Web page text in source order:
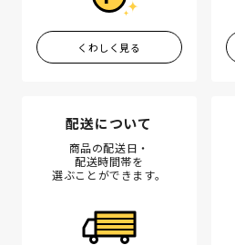
くわしく見る
配送について
商品の配送日・
配送時間帯を
選ぶことができます。